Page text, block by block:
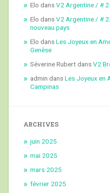
Elo dansV2 Argentine / #
Elo dansV2 Argentine / #
nouveau pays
Elo dansLes Joyeux en
Genèse
Séverine RubertdansV2
admin dansLes Joyeux en
Campinas
ARCHIVES
juin 2025
mai 2025
mars 2025
février 2025